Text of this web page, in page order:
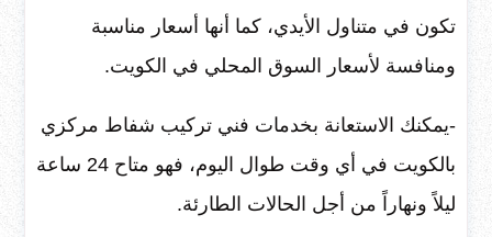
تكون في متناول الأيدي، كما أنها أسعار مناسبة
ومنافسة لأسعار السوق المحلي في الكويت.
-يمكنك الاستعانة بخدمات فني تركيب شفاط مركزي
بالكويت في أي وقت طوال اليوم، فهو متاح 24 ساعة
ليلاً ونهاراً من أجل الحالات الطارئة.